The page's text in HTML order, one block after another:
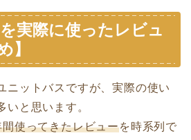
実際に使ったレビュ
】
ニットバスですが、実際の使い
いと思います。
使ってきたレビューを時系列で